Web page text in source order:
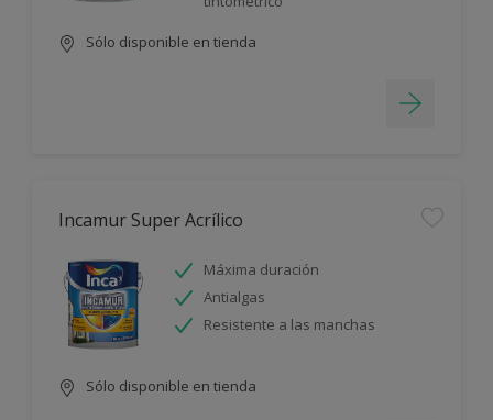
Sólo disponible en tienda
Incamur Super Acrílico
Máxima duración
Antialgas
Resistente a las manchas
Sólo disponible en tienda